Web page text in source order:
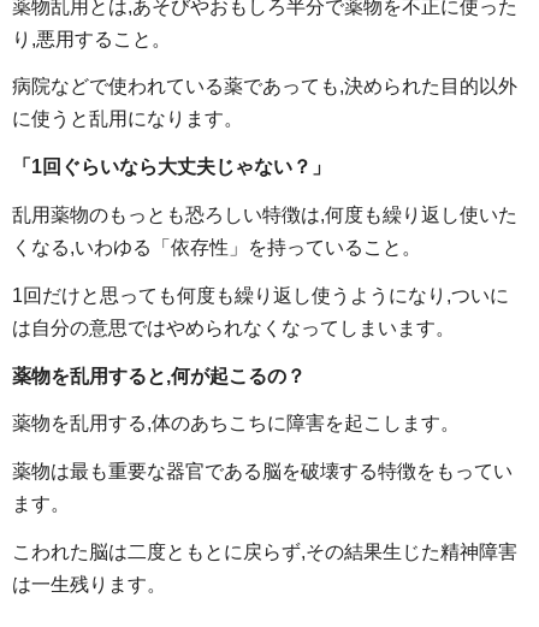
薬物乱用とは,あそびやおもしろ半分で薬物を不正に使った
り,悪用すること。
病院などで使われている薬であっても,決められた目的以外
に使うと乱用になります。
「1回ぐらいなら大丈夫じゃない？」
乱用薬物のもっとも恐ろしい特徴は,何度も繰り返し使いた
くなる,いわゆる「依存性」を持っていること。
1回だけと思っても何度も繰り返し使うようになり,ついに
は自分の意思ではやめられなくなってしまいます。
薬物を乱用すると,何が起こるの？
薬物を乱用する,体のあちこちに障害を起こします。
薬物は最も重要な器官である脳を破壊する特徴をもってい
ます。
こわれた脳は二度ともとに戻らず,その結果生じた精神障害
は一生残ります。